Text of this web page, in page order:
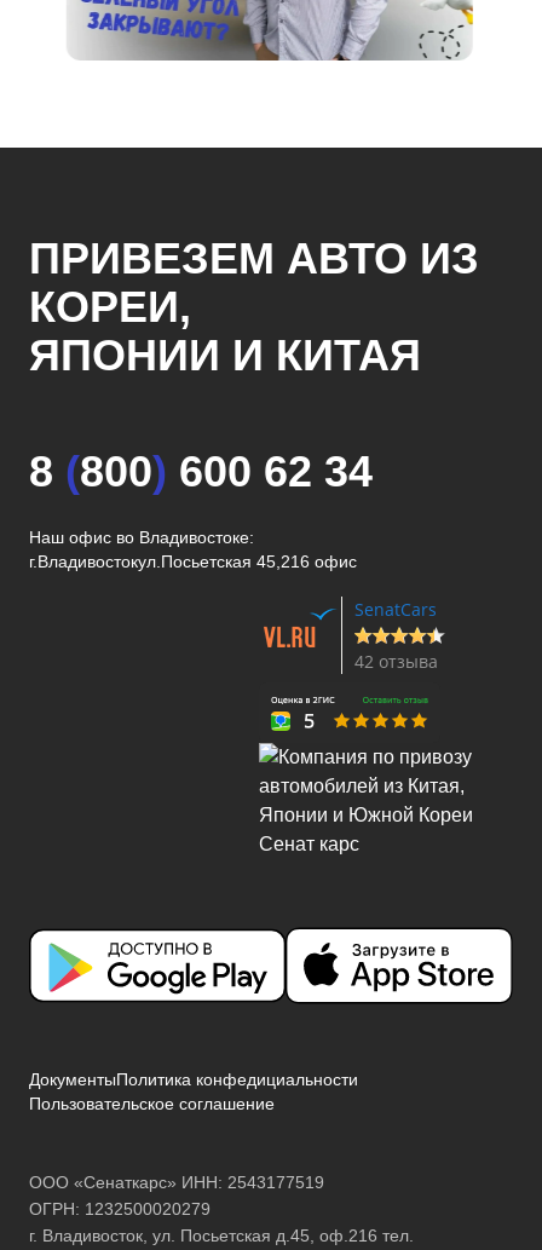
ПРИВЕЗЕМ АВТО ИЗ
КОРЕИ,
ЯПОНИИ И КИТАЯ
8 (800) 600 62 34
Наш офис во Владивостоке:
г.Владивостокул.Посьетская 45,216 офис
SenatCars
42 отзыва
ДокументыПолитика конфедициальности
Пользовательское соглашение
ООО «Сенаткарс» ИНН: 2543177519
ОГРН: 1232500020279
г. Владивосток, ул. Посьетская д.45, оф.216 тел.